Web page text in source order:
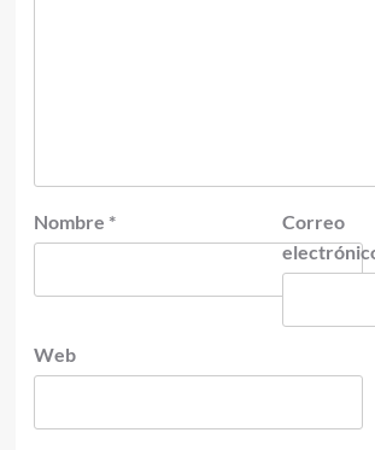
Nombre *
Correo
Web